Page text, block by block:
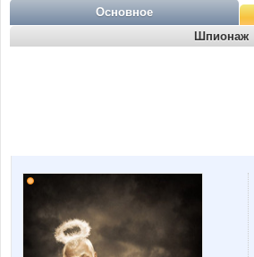
Основное
Шпионаж